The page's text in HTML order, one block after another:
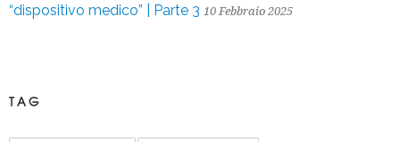
“dispositivo medico” | Parte 3 10 Febbraio 2025
TAG